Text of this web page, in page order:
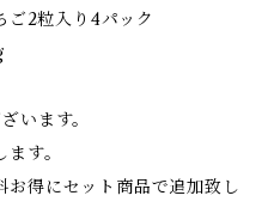
ご2粒入り4パック
います。
す。
お得にセット商品で追加致し